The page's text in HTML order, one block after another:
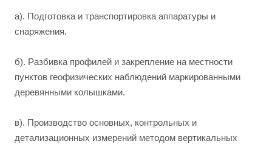
а). Подготовка и транспортировка аппаратуры и
снаряжения.
б). Разбивка профилей и закрепление на местности
пунктов геофизических наблюдений маркированными
деревянными колышками.
в). Производство основных, контрольных и
детализационных измерений методом вертикальных